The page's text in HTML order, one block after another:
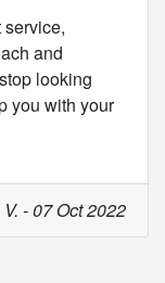
and
looking
you with your
- 07 Oct 2022